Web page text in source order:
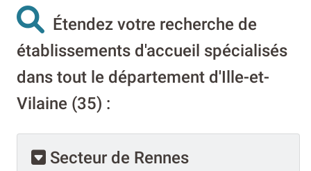
Étendez votre recherche de
établissements d'accueil spécialisés
dans tout le département d'Ille-et-
Vilaine (35) :
Secteur de Rennes